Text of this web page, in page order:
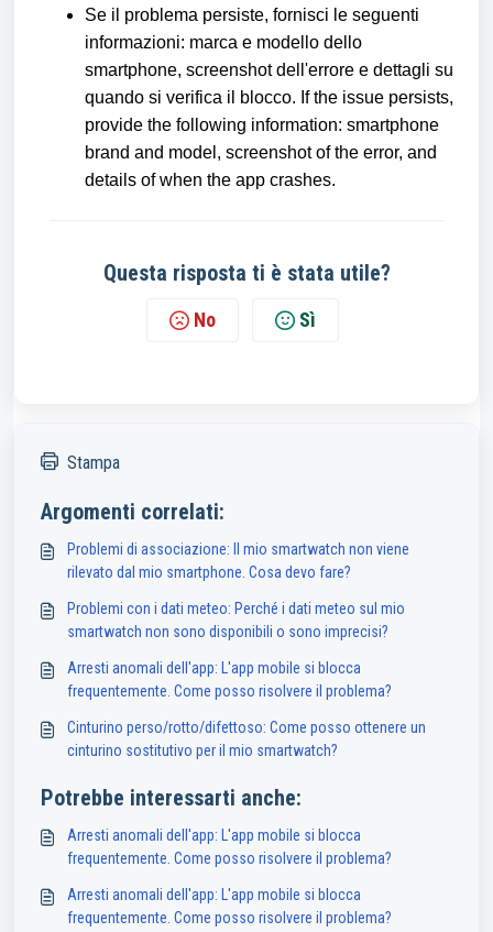
Se il problema persiste, fornisci le seguenti
informazioni: marca e modello dello
smartphone, screenshot dell'errore e dettagli su
quando si verifica il blocco. If the issue persists,
provide the following information: smartphone
brand and model, screenshot of the error, and
details of when the app crashes.
Questa risposta ti è stata utile?
No Sì
Stampa
Argomenti correlati:
Problemi di associazione: Il mio smartwatch non viene
rilevato dal mio smartphone. Cosa devo fare?
Problemi con i dati meteo: Perché i dati meteo sul mio
smartwatch non sono disponibili o sono imprecisi?
Arresti anomali dell'app: L'app mobile si blocca
frequentemente. Come posso risolvere il problema?
Cinturino perso/rotto/difettoso: Come posso ottenere un
cinturino sostitutivo per il mio smartwatch?
Potrebbe interessarti anche:
Arresti anomali dell'app: L'app mobile si blocca
frequentemente. Come posso risolvere il problema?
Arresti anomali dell'app: L'app mobile si blocca
frequentemente. Come posso risolvere il problema?